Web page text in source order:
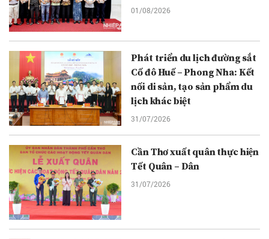
01/08/2026
Phát triển du lịch đường sắt
Cố đô Huế – Phong Nha: Kết
nối di sản, tạo sản phẩm du
lịch khác biệt
31/07/2026
Cần Thơ xuất quân thực hiện
Tết Quân – Dân
31/07/2026